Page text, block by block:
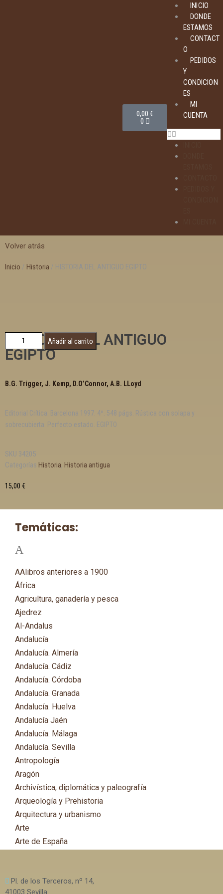
0,00€
0
INICIO
DONDE
ESTAMOS
CONTACT
O
PEDIDOS
Y
CONDICION
ES
MI
CUENTA
Temáticas:
A
AAlibros anteriores a 1900
África
Agricultura, ganadería y pesca
Ajedrez
Al-Andalus
Andalucía
Andalucía. Almería
Andalucía. Cádiz
Andalucía. Córdoba
Andalucía. Granada
Andalucía. Huelva
Andalucía Jaén
Andalucía. Málaga
Andalucía. Sevilla
Antropología
Aragón
Archivística, diplomática y paleografía
Arqueología y Prehistoria
Arquitectura y urbanismo
Arte
Arte de España
Asturias
Volver atrás
Inicio / Historia / HISTORIA DEL ANTIGUO EGIPTO
HISTORIA DEL ANTIGUO
EGIPTO
B.G. Trigger, J. Kemp, D.O’Connor, A.B. LLoyd
Editorial Crítica. Barcelona 1997. 4º. 548 págs. Rústica con solapa y
sobrecubierta. Perfecto estado. EGIPTO
SKU 34205
Categorías Historia, Historia antigua
15,00 €
Añadir al carrito
Pl. de los Terceros, nº 14,
41003 Sevilla